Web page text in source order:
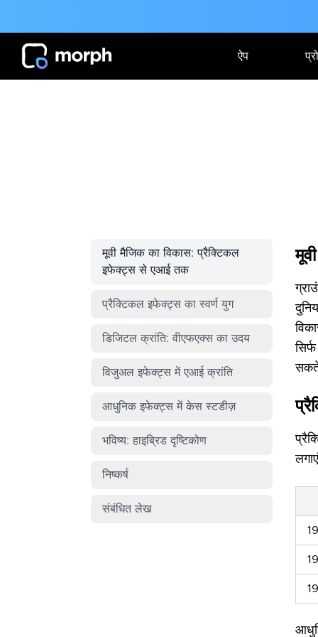
ऐप
मूवी मैजिक का विकास: प्रैक्टिकल
इफेक्ट्स से एआई तक
प्रैक्टिकल इफेक्ट्स का स्वर्ण युग
डिजिटल क्रांति: वीएफएक्स का उदय
विजुअल इफेक्ट्स में एआई क्रांति
आधुनिक इफेक्ट्स में केस स्टडीज़
भविष्य: हाइब्रिड दृष्टिकोण
निष्कर्ष
संबंधित लेख